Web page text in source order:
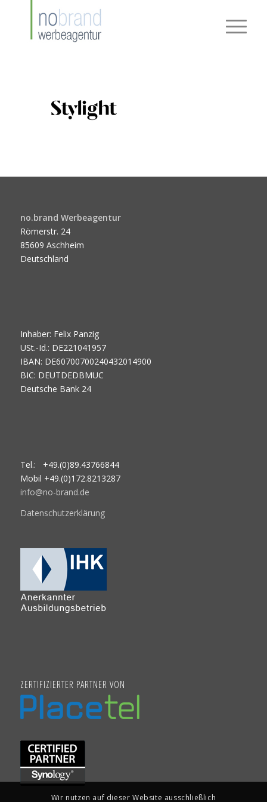
no.brand Werbeagentur
Römerstr. 24
85609 Aschheim
Deutschland
Inhaber: Felix Panzig
USt.-Id.: DE221041957
IBAN: DE60700700240432014900
BIC: DEUTDEDBMUC
Deutsche Bank 24
Tel.: +49.(0)89.43766844
Mobil +49.(0)172.8213287
info@no-brand.de
Datenschutzerklärung
ZERTIFIZIERTER PARTNER VON
Wir nutzen auf dieser Website ausschließlich